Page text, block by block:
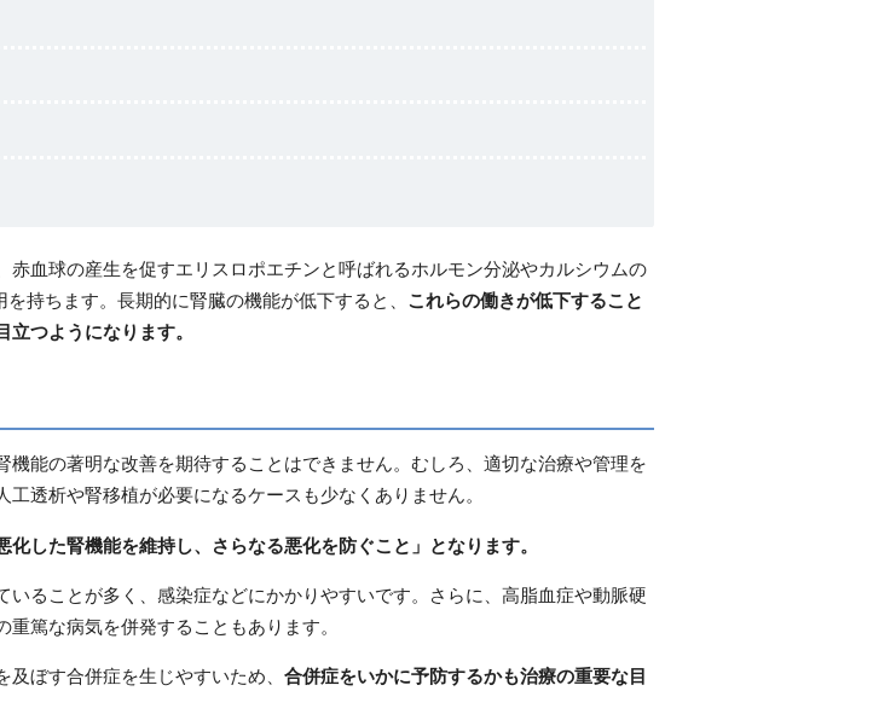
赤血球の産生を促すエリスロポエチンと呼ばれるホルモン分泌やカルシウムの
持ちます。長期的に腎臓の機能が低下すると、 これらの働きが低下すること
つようになります。
能の著明な改善を期待することはできません。むしろ、適切な治療や管理を
透析や腎移植が必要になるケースも少なくありません。
した腎機能を維持し、さらなる悪化を防ぐこと」となります。
いることが多く、感染症などにかかりやすいです。さらに、高脂血症や動脈硬
篤な病気を併発することもあります。
ぼす合併症を生じやすいため、 合併症をいかに予防するかも治療の重要な目